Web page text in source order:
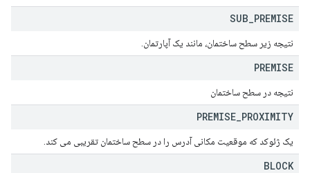
SUB PREMISE
نتیجه زیر سطح ساختمان، مانند یک آپارتمان.
PREMISE
نتیجه در سطح ساختمان
PREMISE PROXIMITY
یک ژئوکد که موقعیت مکانی آدرس را در سطح ساختمان تقریبی می کند.
BLOCK